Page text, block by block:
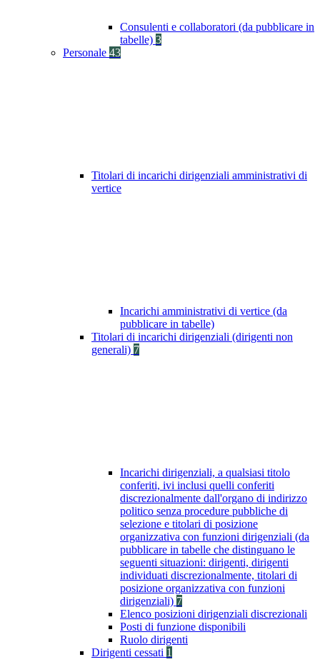
Consulenti e collaboratori (da pubblicare in
tabelle) 3
Personale 43
Titolari di incarichi dirigenziali amministrativi di
vertice
Incarichi amministrativi di vertice (da
pubblicare in tabelle)
Titolari di incarichi dirigenziali (dirigenti non
generali) 7
Incarichi dirigenziali, a qualsiasi titolo
conferiti, ivi inclusi quelli conferiti
discrezionalmente dall'organo di indirizzo
politico senza procedure pubbliche di
selezione e titolari di posizione
organizzativa con funzioni dirigenziali (da
pubblicare in tabelle che distinguano le
seguenti situazioni: dirigenti, dirigenti
individuati discrezionalmente, titolari di
posizione organizzativa con funzioni
dirigenziali) 7
Elenco posizioni dirigenziali discrezionali
Posti di funzione disponibili
Ruolo dirigenti
Dirigenti cessati 1